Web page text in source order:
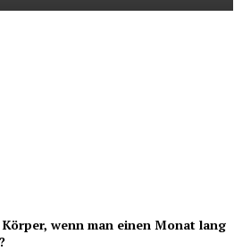
wenn man einen Monat lang